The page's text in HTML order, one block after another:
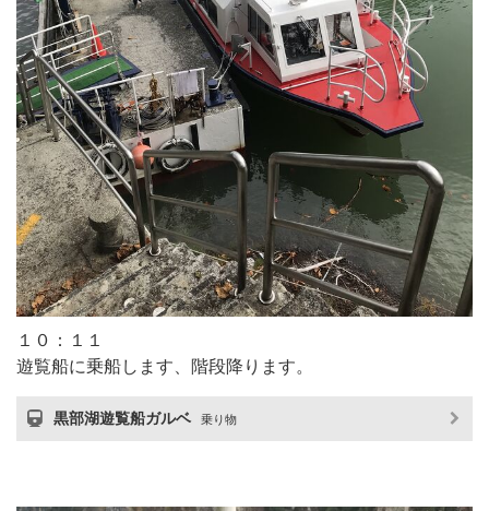
１０：１１
遊覧船に乗船します、階段降ります。
黒部湖遊覧船ガルベ 乗り物